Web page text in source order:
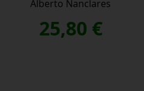
Alberto Nanclares
25,80 €